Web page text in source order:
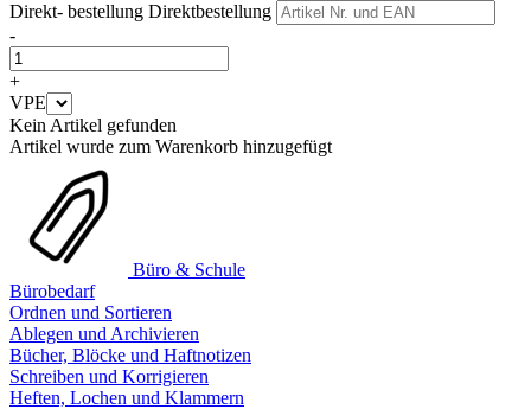
Direkt- bestellung Direktbestellung
-
+
VPE
Kein Artikel gefunden
Artikel wurde zum Warenkorb hinzugefügt
Büro & Schule
Bürobedarf
Ordnen und Sortieren
Ablegen und Archivieren
Bücher, Blöcke und Haftnotizen
Schreiben und Korrigieren
Heften, Lochen und Klammern